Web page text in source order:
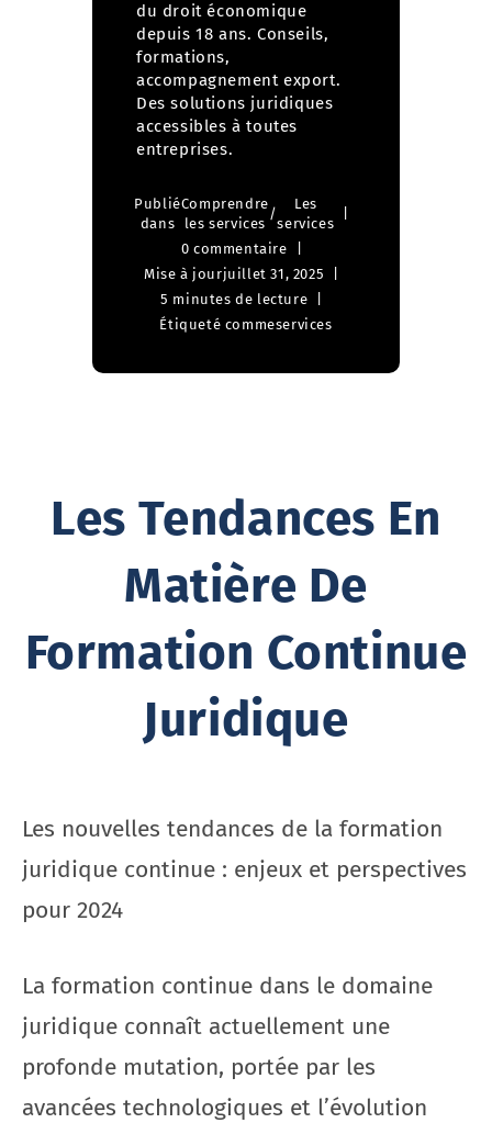
du droit économique
depuis 18 ans. Conseils,
formations,
accompagnement export.
Des solutions juridiques
accessibles à toutes
entreprises.
Publié
dans
Comprendre
les services
/
Les
services
0 commentaire
Mise à jourjuillet 31, 2025
5 minutes de lecture
Étiqueté commeservices
Les Tendances En
Matière De
Formation Continue
Juridique
Les nouvelles tendances de la formation
juridique continue : enjeux et perspectives
pour 2024
La formation continue dans le domaine
juridique connaît actuellement une
profonde mutation, portée par les
avancées technologiques et l’évolution